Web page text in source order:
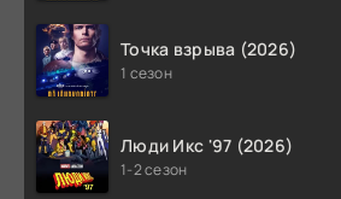
Точка взрыва (2026)
1 сезон
Люди Икс '97 (2026)
1-2 сезон